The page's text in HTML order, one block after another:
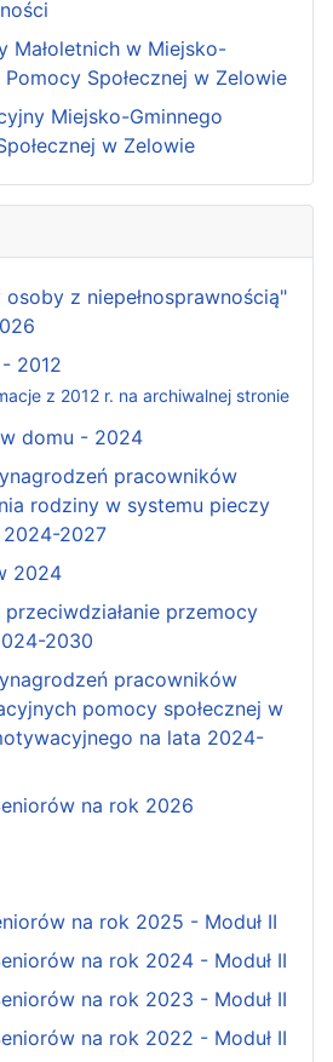
Małoletnich w Miejsko-
Społecznej w Zelowie
Miejsko-Gminnego
w Zelowie
z niepełnosprawnością"
2012
z 2012 r. na archiwalnej stronie
domu - 2024
pracowników
rodziny w systemu pieczy
2027
2024
przemocy
2030
pracowników
pomocy społecznej w
na lata 2024-
na rok 2026
na rok 2025 - Moduł II
na rok 2024 - Moduł II
na rok 2023 - Moduł II
na rok 2022 - Moduł II